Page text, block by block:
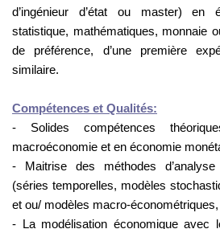
d’ingénieur d’état ou master) en
statistique, mathématiques, monnaie
de préférence, d’une première
similaire.
Compétences et Qualités:
- Solides compétences
macroéconomie et en économie
- Maitrise des méthodes d’analyse
(séries temporelles, modèles
et ou/ modèles macro-
- La modélisation économique avec